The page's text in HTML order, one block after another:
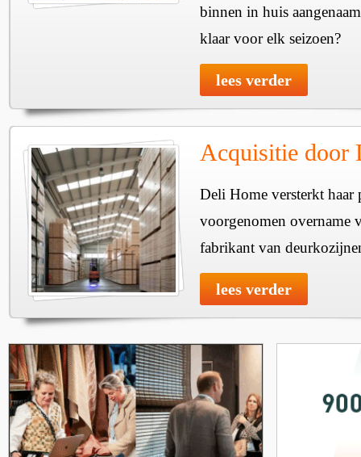
binnen in huis
klaar voor elk seizoen?
lees verder
Acquisitie door
Deli Home versterkt haar
voorgenomen overname
fabrikant van
lees verder